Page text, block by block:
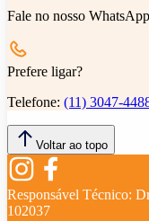
Fale no nosso
Prefere ligar?
Telefone: (11) 3047-
Voltar ao topo
Responsável Técnico:
102037